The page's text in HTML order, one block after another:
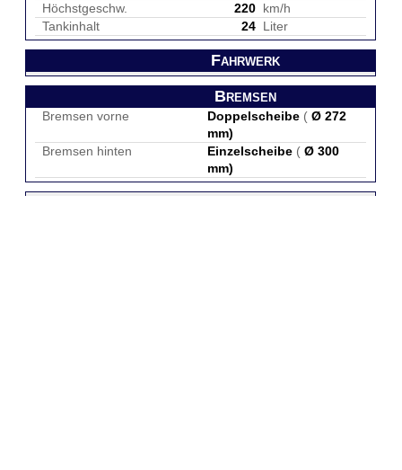
Höchstgeschw.
220 km/h
Tankinhalt
24 Liter
Fahrwerk
Bremsen
Bremsen vorne Doppelscheibe ( Ø 272
mm)
Bremsen hinten
Einzelscheibe ( Ø 300
mm)